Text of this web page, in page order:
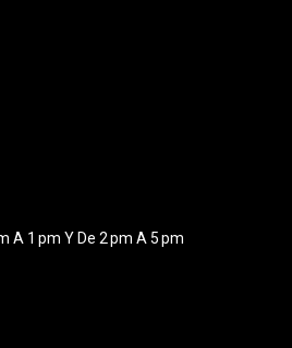
A 1 Pm Y De 2 Pm A 5 Pm